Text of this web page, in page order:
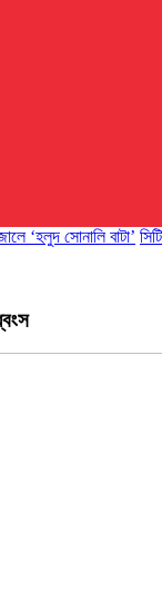
সোনালি বাটা’ সিটি